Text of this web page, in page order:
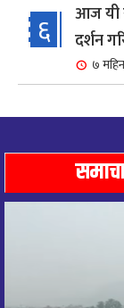
६
आज यी
दर्शन
७
७
८
८
आज
आज